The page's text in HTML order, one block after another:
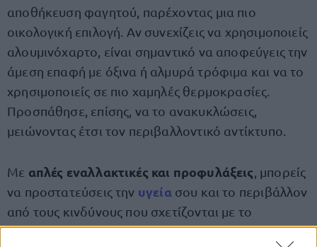
αποθήκευση φαγητού, παρέχοντας μια πιο
οικολογική επιλογή. Αν συνεχίζεις να χρησιμοποιείς
αλουμινόχαρτο, είναι σημαντικό να αποφεύγεις την
άμεση επαφή με όξινα ή αλμυρά τρόφιμα και να το
χρησιμοποιείς σε πιο χαμηλές θερμοκρασίες.
Προσπάθησε, επίσης, να το ανακυκλώσεις,
μειώνοντας έτσι τον περιβαλλοντικό αντίκτυπο.
Με απλές εναλλακτικές και προφυλάξεις , μπορείς
να προστατεύσεις την υγεία σου και το περιβάλλον
από τους κινδύνους που σχετίζονται με το
αλουμινόχαρτο.